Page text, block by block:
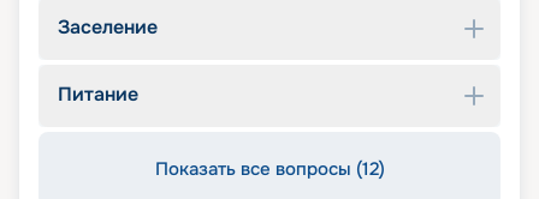
Заселение
Питание
Показать все вопросы (12)